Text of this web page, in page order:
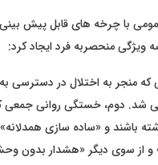
با چرخه های قابل پیش
منحصربه فرد ایجاد کرد:
که منجر به اختلال در
شد. دوم، خستگی روانی جمعی
باشند و «ساده سازی
و از سوی دیگر «هشدار بدون